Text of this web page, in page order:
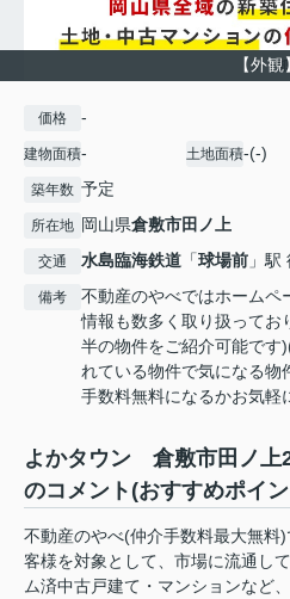
【外観】
価格 -
建物面積- 土地面積-(-)
築年数 予定
所在地 岡山県倉敷市田ノ上
交通 水島臨海鉄道 「球場前 」駅
備考
不動産のやべではホームペ
情報も数多く取り扱ってお
半の物件をご紹介可能です
れている物件で気になる物
手数料無料になるかお気軽
よかタウン 倉敷市田ノ上
のコメント(おすすめポイ
不動産のやべ(仲介手数料最大無料
客様を対象として、市場に流通し
ム済中古戸建て・マンションなど